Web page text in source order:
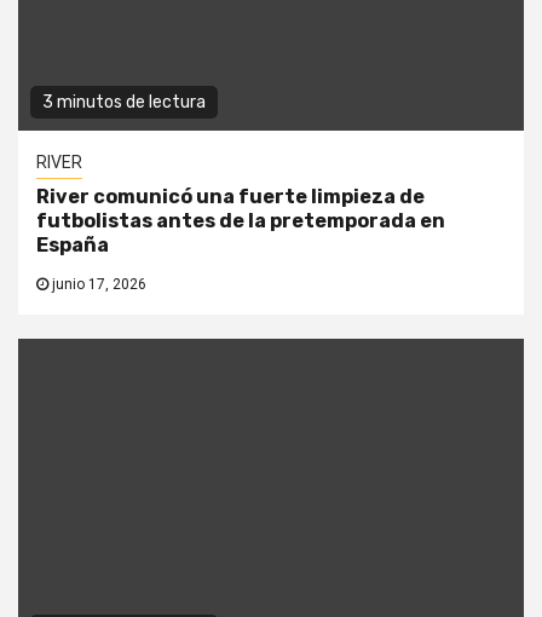
3 minutos de lectura
RIVER
River comunicó una fuerte limpieza de
futbolistas antes de la pretemporada en
España
junio 17, 2026